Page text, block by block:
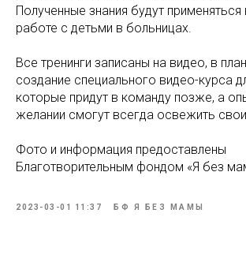
Полученные знания будут
работе с детьми в больницах.
Все тренинги записаны на видео, в
создание специального видео-курса
которые придут в команду позже, а
желании смогут всегда освежить
Фото и информация предоставлены
Благотворительным фондом «Я без
2023-03-01 11:37 БФ Я БЕЗ МАМЫ